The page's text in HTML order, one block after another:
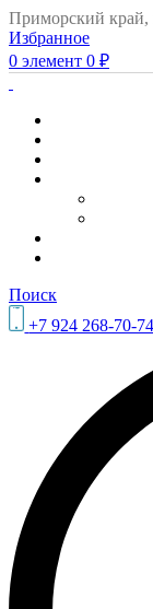
Приморский край,
Избранное
0 элемент 0 ₽
Поиск
+7 924 268-70-74